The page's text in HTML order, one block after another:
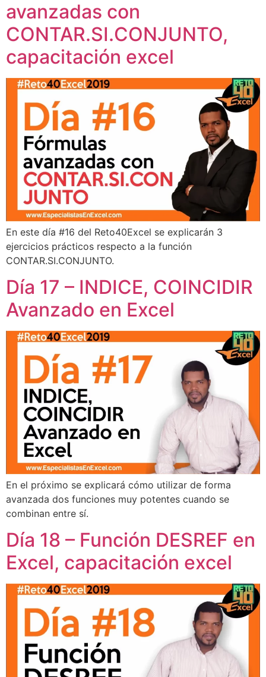
avanzadas con
CONTAR.SI.CONJUNTO,
capacitación excel
En este día #16 del Reto40Excel se explicarán 3
ejercicios prácticos respecto a la función
CONTAR.SI.CONJUNTO.
Día 17 – INDICE, COINCIDIR
Avanzado en Excel
En el próximo se explicará cómo utilizar de forma
avanzada dos funciones muy potentes cuando se
combinan entre sí.
Día 18 – Función DESREF en
Excel, capacitación excel